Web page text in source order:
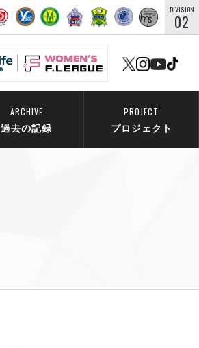
DIVISION
02
ARCHIVE
過去の記録
PROJECT
プロジェクト